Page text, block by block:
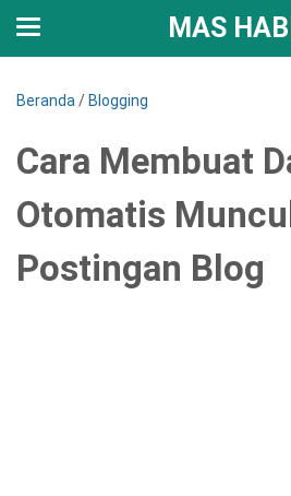
MAS
Beranda / Blogging
Cara Membuat
Otomatis
Postingan Blog